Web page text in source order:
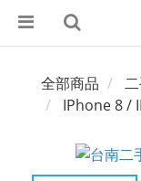
全部商品
IPhone 8 /